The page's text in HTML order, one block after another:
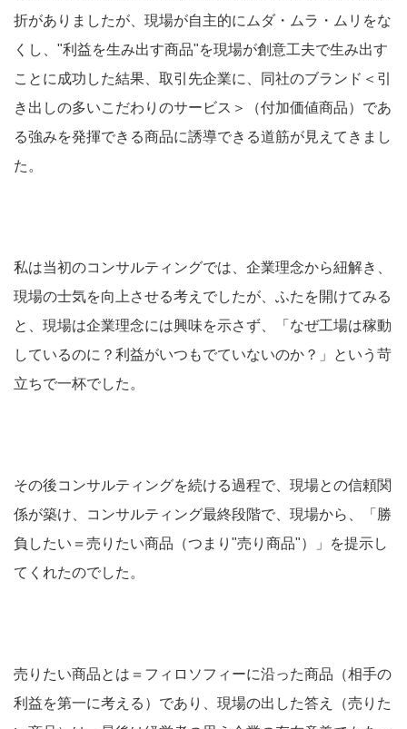
折がありましたが、現場が自主的にムダ・ムラ・ムリをな
くし、"利益を生み出す商品"を現場が創意工夫で生み出す
ことに成功した結果、取引先企業に、同社のブランド＜引
き出しの多いこだわりのサービス＞（付加価値商品）であ
る強みを発揮できる商品に誘導できる道筋が見えてきまし
た。
私は当初のコンサルティングでは、企業理念から紐解き、
現場の士気を向上させる考えでしたが、ふたを開けてみる
と、現場は企業理念には興味を示さず、「なぜ工場は稼動
しているのに？利益がいつもでていないのか？」という苛
立ちで一杯でした。
その後コンサルティングを続ける過程で、現場との信頼関
係が築け、コンサルティング最終段階で、現場から、「勝
負したい＝売りたい商品（つまり"売り商品"）」を提示し
てくれたのでした。
売りたい商品とは＝フィロソフィーに沿った商品（相手の
利益を第一に考える）であり、現場の出した答え（売りた